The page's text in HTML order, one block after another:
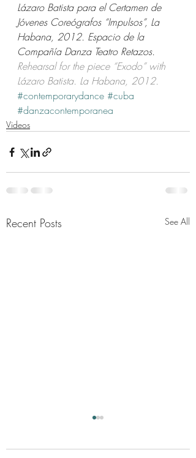
Lázaro Batista para el Certamen de
Jóvenes Coreógrafos “Impulsos”, La
Habana, 2012. Espacio de la
Compañía Danza Teatro Retazos.
Rehearsal for the piece “Exodo” with
Lázaro Batista. La Habana, 2012.
#contemporarydance #cuba
#danzacontemporanea
Videos
Recent Posts See All